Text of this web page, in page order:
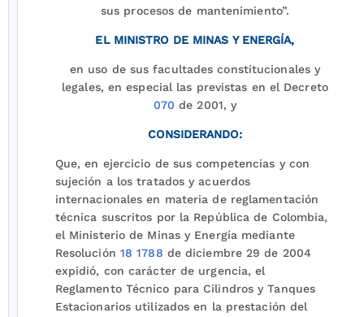
sus procesos de mantenimiento”.
EL MINISTRO DE MINAS Y ENERGÍA,
en uso de sus facultades constitucionales y
legales, en especial las previstas en el Decreto
070 de 2001, y
CONSIDERANDO:
Que, en ejercicio de sus competencias y con
sujeción a los tratados y acuerdos
internacionales en materia de reglamentación
técnica suscritos por la República de Colombia,
el Ministerio de Minas y Energía mediante
Resolución 18 1788 de diciembre 29 de 2004
expidió, con carácter de urgencia, el
Reglamento Técnico para Cilindros y Tanques
Estacionarios utilizados en la prestación del